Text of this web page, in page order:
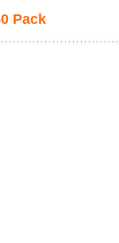
Pack